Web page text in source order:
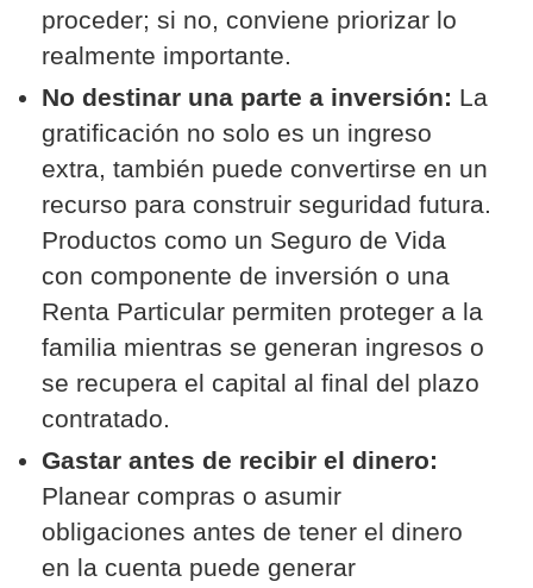
proceder; si no, conviene priorizar lo
realmente importante.
No destinar una parte a inversión: La
gratificación no solo es un ingreso
extra, también puede convertirse en un
recurso para construir seguridad futura.
Productos como un Seguro de Vida
con componente de inversión o una
Renta Particular permiten proteger a la
familia mientras se generan ingresos o
se recupera el capital al final del plazo
contratado.
Gastar antes de recibir el dinero:
Planear compras o asumir
obligaciones antes de tener el dinero
en la cuenta puede generar